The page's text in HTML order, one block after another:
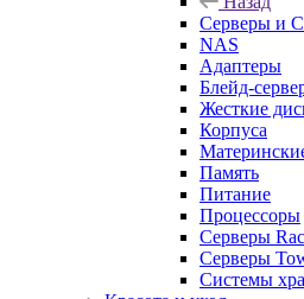
Серверы и
NAS
Адаптеры
Блейд-
Жесткие
Корпуса
Память
Питание
Процессоры
Серверы
Серверы
Системы